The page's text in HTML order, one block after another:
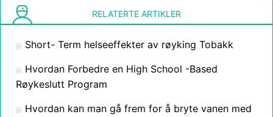
RELATERTE ARTIKLER
Short- Term helseeffekter av røyking Tobakk
Hvordan Forbedre en High School -Based
Røykeslutt Program
Hvordan kan man gå frem for å bryte vanen med